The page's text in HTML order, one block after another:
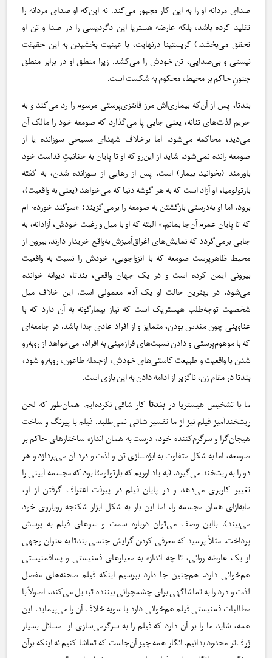
صدای مردانه او را به این کار مجبور می‌کند. نه این‌که او صدای مردانه را
تقلید کرده باشد، بلکه عارضه هستریا این دگردیسی را در صدا و تن او
تحقق می‌بخشد.) کریستینا درنهایت، با عینیت بخشیدن به این حقیقت
نیستی و بی‌صدایی، تن خودش را می‌کشد. زیرا منطق او در برابر منطق
جنونِ حاکم بر محیط، محکوم به شکست است.
بندتا، پس از آن‌که بیماری‌اش مرز فانتزی‌پرستی مرسوم را رد می‌کند و به
حریم لذت‌های تنانه، یعنی جایی پا می‌گذارد که صومعه خود را مالک آن
می‌دید، محاکمه می‌شود. اما برخلاف شهدای مسیحی سوزانده یا از
صومعه رانده نمی‌شود. شاید از این‌رو که او تا پایان به حقانیتِ قداست خود
باورمند (بخوانید بیمار) است. پس از رهایی از سوزانده شدن، به گفته
بارتولومیا، او آزاد است که به هر گوشه دنیا که می‌خواهد (یعنی به واقعیت)،
برود. اما او به‌درستی بازگشتن به صومعه را برمی‌گزیند: «سوگند خورده¬‌ام
که تا پایان عمرم آن‌جا بمانم.» البته که او با میل و رغبت خودش، آزادانه، به
جایی برمی‌گردد که نمایش‌های اغراق‌آمیزش به‌واقع خریدار دارند. بیرون از
محیط ظاهرپرست صومعه که با انزواجویی، خودش را نسبت به واقعیت
بیرونی ایمن کرده است و در یک جهان واقعی، بندتا، دیوانه خوانده
می‌شود. در بهترین حالت او یک آدم معمولی است. این خلاف میل
شخصیت توجه‌طلب هیستریک است که نیاز بیمارگونه به آن دارد که با
عناوینی چون مقدس بودن، متمایز و از افراد عادی جدا باشد. در جامعه‌ای
که با موهوم‌پرستی و دادن نسبت‌های فرازمینی به افراد، می‌خواهد از روبه‌رو
شدن با واقعیت و طبیعت کاستی‌های خودش، ازجمله طاعون، روبه‌رو شود،
بندتا در مقام زن، ناگزیر از ادامه دادن به این بازی است.
ما با تشخیص هیستریا دربندتا کار شاقی نکرده‌ایم. همان‌طور که لحن
ریشخندآمیز فیلم نیز از ما تفسیر شاقی نمی‌طلبد. فیلم با پیرنگ و ساخت
هیجان‌گرا و سرگرم‌کننده خود، درست به همان اندازه ساختارهای حاکم بر
صومعه، اما به شکل متفاوت به ابژه‌سازی تن و لذت و درد آن می‌پردازد و هر
دو را به ریشخند می‌گیرد. (به یاد آوریم که بارتولومئا بود که مجسمه آیینی را
تغییر کاربری می‌دهد و در پایان فیلم در پیرفت اعتراف گرفتن از او،
مابه‌ازای همان مجسمه را، اما این بار به شکل ابزار شکنجه رویاروی خود
می‌بیند). بااین وصف می‌توان درباره سمت و سوهای فیلم به پرسش
پرداخت. مثلاً پرسید که معرفی کردن گرایش جنسی بندتا به عنوان وجهی
از یک عارضه روانی، تا چه اندازه به معیارهای فمنیستی و پسافمنیستی
هم‌خوانی دارد. هم‌چنین جا دارد بپرسیم اینکه فیلم صحنه‌های مفصل
لذت و درد را به تماشاگهی برای چشم‎چرانی بیننده تبدیل می‌کند، اصولاً با
مطالبات فمنیستی فیلم هم‌خوانی دارد یا سویه خلاف آن را می‌پیماید. این
همه، شاید ما را بر آن دارد که فیلم را به سرگرمی‌سازی از مسائل بسیار
ژرف‌تر محدود بدانیم. انگار همه چیز آن‌جاست که تماشا کنیم نه اینکه برآن